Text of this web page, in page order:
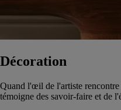
Décoration
Quand l'œil de l'artiste
témoigne des savoir-faire et de